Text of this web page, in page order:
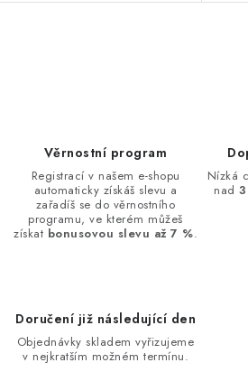
p
k
y
Věrnostní program
Registrací v našem e-shopu
automaticky získáš slevu a
zařadíš se do věrnostního
programu, ve kterém můžeš
získat bonusovou slevu až 7 %.
Nízká
nad
Doručení již následující den
Objednávky skladem vyřizujeme
v nejkratším možném termínu.